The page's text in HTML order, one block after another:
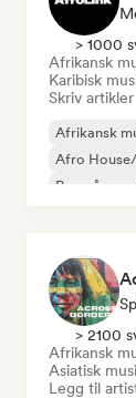
> 1000
Afrikansk
Karibisk
Skriv artikler
Afrikansk
Afro
Rap på
> 2100
Afrikansk
Asiatisk
Legg til